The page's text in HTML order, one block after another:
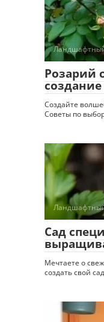
Розарий
Создайте
Советы по
Сад
Мечтаете о
создать свой